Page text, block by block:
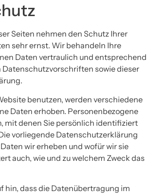
Seiten nehmen den Schutz Ihrer
sehr ernst. Wir behandeln Ihre
Daten vertraulich und entsprechend
sowie dieser
benutzen, werden verschiedene
Daten erhoben. Personenbezogene
mit denen Sie persönlich identifiziert
vorliegende Datenschutzerklärung
wir erheben und wofür wir sie
auch, wie und zu welchem Zweck das
hin, dass die Datenübertragung im